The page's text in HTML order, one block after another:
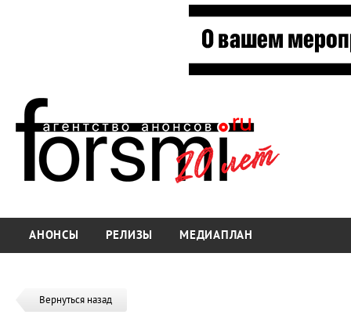
АНОНСЫ РЕЛИЗЫ МЕДИАПЛАН
Вернуться назад